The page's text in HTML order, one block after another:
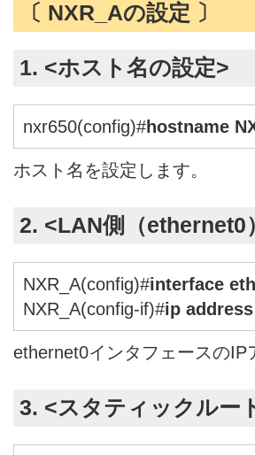
〔 NXR_Aの設定 〕
1. <ホスト名の設定>
nxr650(config)#hostname
ホスト名を設定します。
2. <LAN側（ethernet0
NXR_A(config)#interface
NXR_A(config-if)#ip
ethernet0インタフェースのIP
3. <スタティックルー